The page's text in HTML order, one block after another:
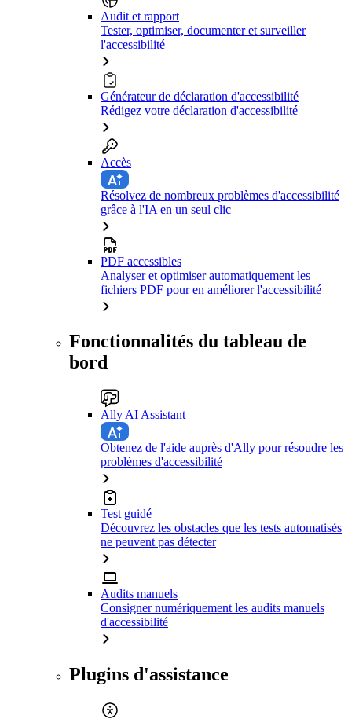
Audit et rapport
Tester, optimiser, documenter et surveiller
l'accessibilité
Générateur de déclaration d'accessibilité
Rédigez votre déclaration d'accessibilité
Accès
Résolvez de nombreux problèmes d'accessibilité
grâce à l'IA en un seul clic
PDF accessibles
Analyser et optimiser automatiquement les
fichiers PDF pour en améliorer l'accessibilité
Fonctionnalités du tableau de
bord
Ally AI Assistant
Obtenez de l'aide auprès d'Ally pour résoudre les
problèmes d'accessibilité
Test guidé
Découvrez les obstacles que les tests automatisés
ne peuvent pas détecter
Audits manuels
Consigner numériquement les audits manuels
d'accessibilité
Plugins d'assistance